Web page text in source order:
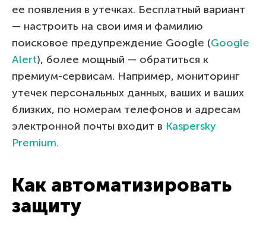
ее появления в утечках. Бесплатный вариант
— настроить на свои имя и фамилию
поисковое предупреждение Google (Google
Alert), более мощный — обратиться к
премиум-сервисам. Например, мониторинг
утечек персональных данных, ваших и ваших
близких, по номерам телефонов и адресам
электронной почты входит в Kaspersky
Premium.
Как автоматизировать
защиту